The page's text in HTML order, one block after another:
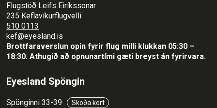
Flugstöð Leifs Eiríkssonar
235 Keflavíkurflugvelli
510 0113
kef@eyesland.is
Brottfaraverslun opin fyrir flug milli klukkan 05:30 –
18:30.Athugið að opnunartími gæti breyst án fyrirvara.
Eyesland Spöngin
Spönginni 33-39 Skoða kort